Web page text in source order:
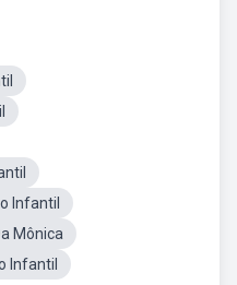
Infantil
Mônica
Infantil